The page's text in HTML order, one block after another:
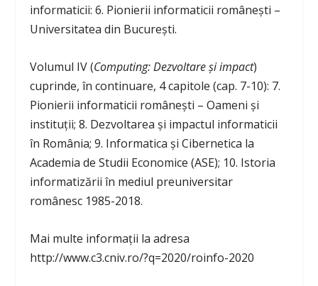
informaticii: 6. Pionierii informaticii românești –
Universitatea din București.
Volumul IV (Computing: Dezvoltare și impact)
cuprinde, în continuare, 4 capitole (cap. 7-10): 7.
Pionierii informaticii românești – Oameni și
instituții; 8. Dezvoltarea și impactul informaticii
în România; 9. Informatica și Cibernetica la
Academia de Studii Economice (ASE); 10. Istoria
informatizării în mediul preuniversitar
românesc 1985-2018.
Mai multe informații la adresa
http://www.c3.cniv.ro/?q=2020/roinfo-2020